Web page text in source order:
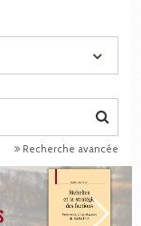
Recherche avancée